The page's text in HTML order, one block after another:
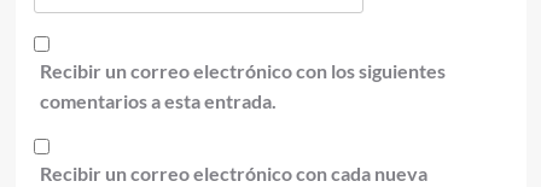
Recibir un correo electrónico con los siguientes
comentarios a esta entrada.
Recibir un correo electrónico con cada nueva